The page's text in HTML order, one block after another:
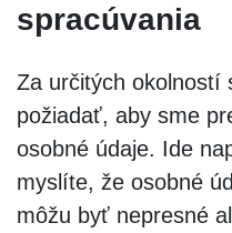
spracúvania
Za určitých okolností
požiadať, aby sme
osobné údaje. Ide
myslíte, že osobné
môžu byť nepresné